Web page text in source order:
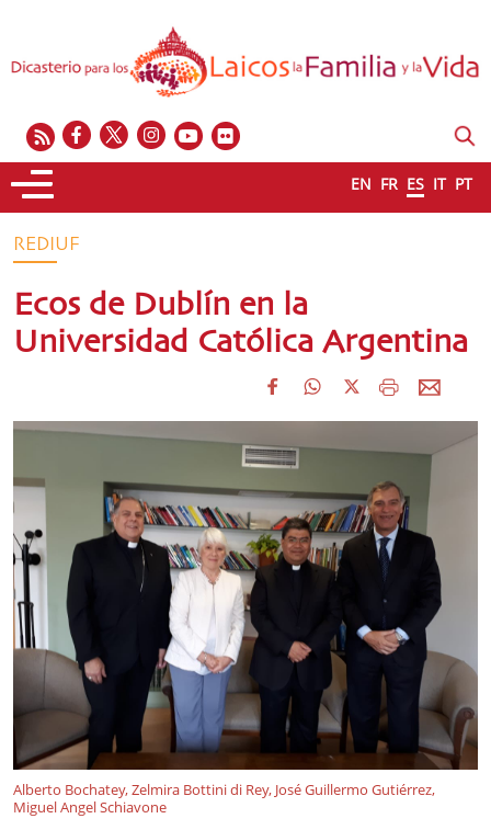
EN FR ES IT PT
REDIUF
Ecos de Dublín en la
Universidad Católica Argentina
Alberto Bochatey, Zelmira Bottini di Rey, José Guillermo Gutiérrez,
Miguel Angel Schiavone